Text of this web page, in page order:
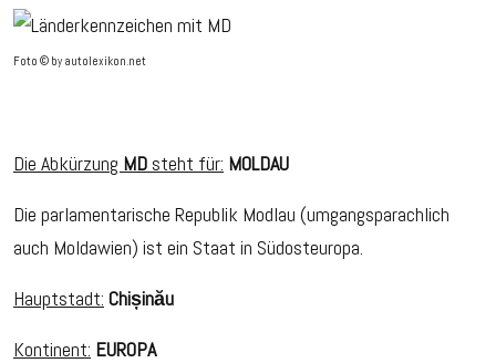
Foto © by autolexikon.net
Die Abkürzung MD steht für: MOLDAU
Die parlamentarische Republik Modlau (umgangsparachlich
auch Moldawien) ist ein Staat in Südosteuropa.
Hauptstadt: Chișinău
Kontinent: EUROPA